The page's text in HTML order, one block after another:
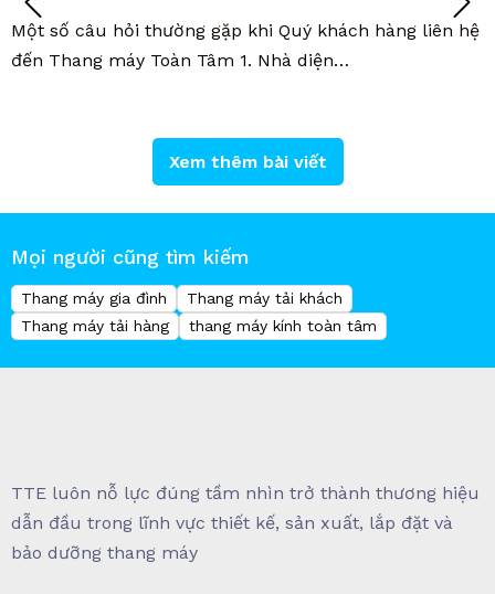
Một số câu hỏi thường gặp khi Quý khách hàng liên hệ
đến Thang máy Toàn Tâm 1. Nhà diện…
Xem thêm bài viết
Mọi người cũng tìm kiếm
Thang máy gia đình
Thang máy tải khách
Thang máy tải hàng
thang máy kính toàn tâm
TTE luôn nỗ lực đúng tầm nhìn trở thành thương hiệu
dẫn đầu trong lĩnh vực thiết kế, sản xuất, lắp đặt và
bảo dưỡng thang máy